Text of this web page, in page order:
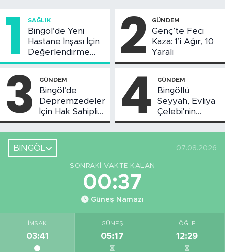
1 SAĞLIK
Bingöl’de Yeni
Hastane İnşası İçin
Değerlendirme
Toplantısı Yapıldı
2 GÜNDEM
Genç’te Feci
Kaza: 1’i Ağır, 10
Yaralı
3 GÜNDEM
Bingöl’de
Depremzedeler
İçin Hak Sahipliği
Askı Süreci
Başladı
4 GÜNDEM
Bingöllü
Seyyah, Evliya
Çelebi'nin
Bahsettiği
Bingöl'deki O
BİNGÖL 07.08.2026
SONRAKI VAKTE KALAN
00:36
Güneş Namazı
İMSAK
03:41
GÜNEŞ
05:17
ÖĞLE
12:29